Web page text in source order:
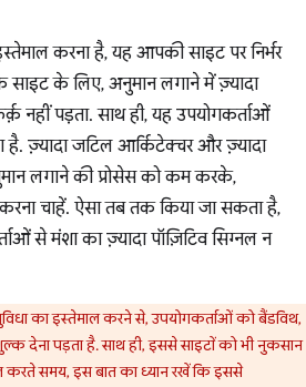
करना है, यह आपकी साइट पर निर्भर
के लिए, अनुमान लगाने में ज़्यादा
पड़ता. साथ ही, यह उपयोगकर्ताओं
ज़्यादा जटिल आर्किटेक्चर और ज़्यादा
लगाने की प्रोसेस को कम करके,
चाहें. ऐसा तब तक किया जा सकता है,
से मंशा का ज़्यादा पॉज़िटिव सिग्नल न
का इस्तेमाल करने से, उपयोगकर्ताओं को बैंडविथ,
देना पड़ता है. साथ ही, इससे साइटों को भी नुकसान
करते समय, इस बात का ध्यान रखें कि इससे